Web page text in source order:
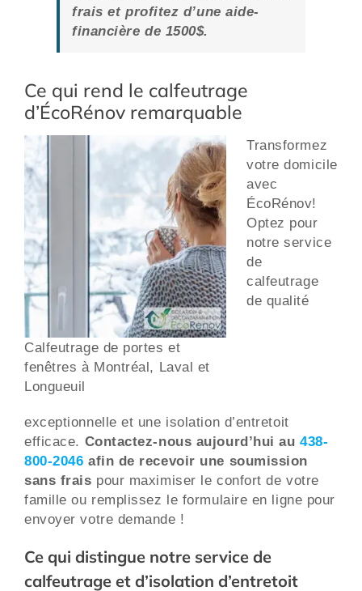
frais et profitez d’une aide-
financière de 1500$.
Ce qui rend le calfeutrage
d’ÉcoRénov remarquable
Calfeutrage de portes et
fenêtres à Montréal, Laval et
Longueuil
Transformez
votre domicile
avec
ÉcoRénov!
Optez pour
notre service
de
calfeutrage
de qualité
exceptionnelle et une isolation d’entretoit
efficace. Contactez-nous aujourd’hui au438-
800-2046 afin de recevoir une soumission
sans frais pour maximiser le confort de votre
famille ou remplissez le formulaire en ligne pour
envoyer votre demande !
Ce qui distingue notre service de
calfeutrage et d’isolation d’entretoit